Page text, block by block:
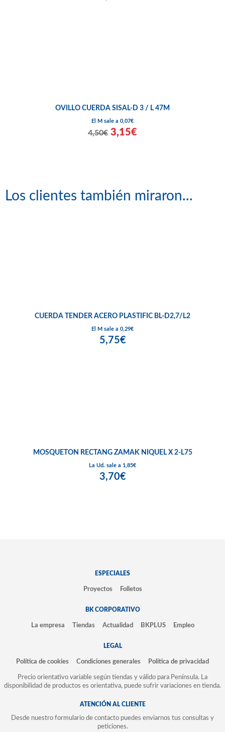
OVILLO CUERDA SISAL-D 3 / L 47M
El M sale a 0,07€
4,50€ 3,15€
Los clientes también miraron...
CUERDA TENDER ACERO PLASTIFIC BL-D2,7/L2
El M sale a 0,29€
5,75€
MOSQUETON RECTANG ZAMAK NIQUEL X 2-L75
La Ud. sale a 1,85€
3,70€
ESPECIALES
Proyectos Folletos
BK CORPORATIVO
La empresa Tiendas Actualidad BKPLUS Empleo
LEGAL
Política de cookies Condiciones generales Política de privacidad
Precio orientativo variable según tiendas y válido para Península. La
disponibilidad de productos es orientativa, puede sufrir variaciones en tienda.
ATENCIÓN AL CLIENTE
Desde nuestro formulario de contacto puedes enviarnos tus consultas y
peticiones.